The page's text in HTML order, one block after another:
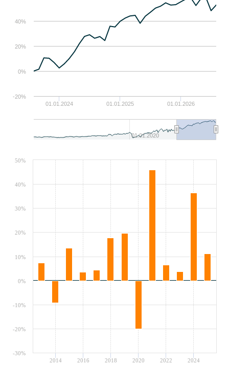
01.01.2024 01.01.2025 01.01.2026
01.01.2020
0%
20%
40%
-20%
2014 2016 2018 2020 2022 2024
-30%
-20%
-10%
0%
10%
20%
30%
40%
50%